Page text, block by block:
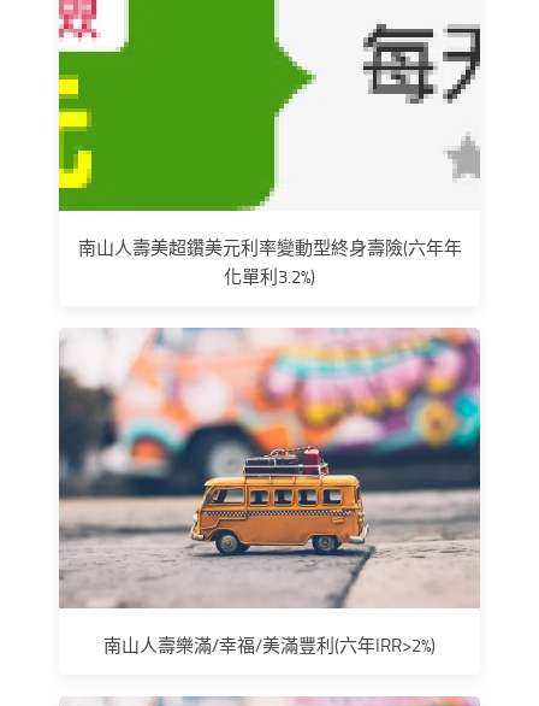
南山人壽美超鑽美元利率變動型終身壽險(六年年
化單利3.2%)
南山人壽樂滿/幸福/美滿豐利(六年IRR>2%)